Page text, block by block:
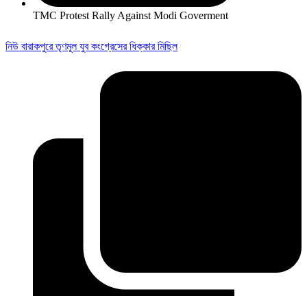
TMC Protest Rally Against Modi Goverment
নিউ বারাকপুরে তৃণমূল যুব কংগ্রেসের ধিক্কার মিছিল